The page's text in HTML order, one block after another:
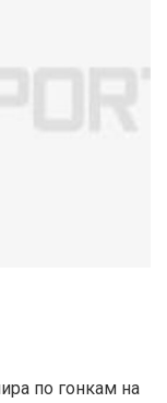
по гонкам на